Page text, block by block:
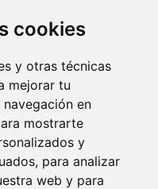
cookies
y otras técnicas
mejorar tu
en
mostrarte
y
para analizar
web y para